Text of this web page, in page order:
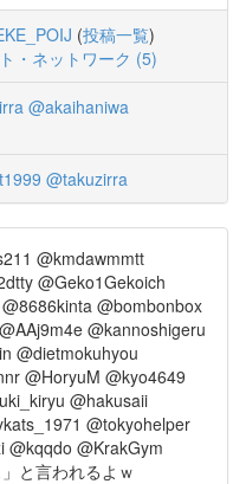
(投稿一覧)
・ネットワーク (5)
@akaihaniwa
@takuzirra
@kmdawmmtt
@Geko1Gekoich
@bombonbox
@kannoshigeru
@dietmokuhyou
@HoryuM @kyo4649
@hakusaii
@tokyohelper
@kqqdo @KrakGym
と言われるよｗ